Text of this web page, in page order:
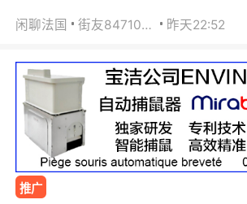
闲聊法国 街友84710671 昨天22:52
推广